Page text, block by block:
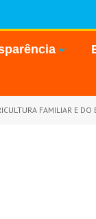
FAMILIAR RURAL OU SUAS